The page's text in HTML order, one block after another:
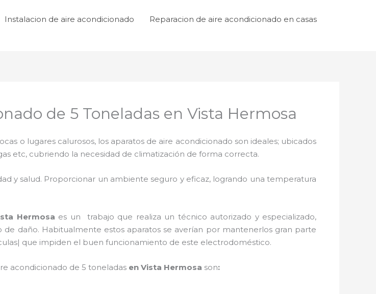
Instalacion de aire acondicionado
Reparacion de aire acondicionado en casas
de 5 Toneladas en Vista Hermosa
o lugares calurosos, los aparatos de aire acondicionado son ideales; ubicados
etc, cubriendo la necesidad de climatización de forma correcta.
y salud. Proporcionar un ambiente seguro y eficaz, logrando una temperatura
Hermosa es un
trabajo que realiza un técnico autorizado y especializado,
daño. Habitualmente estos aparatos se averían por mantenerlos gran parte
que impiden el buen funcionamiento de este electrodoméstico.
acondicionado de 5 toneladas en Vista Hermosa son: